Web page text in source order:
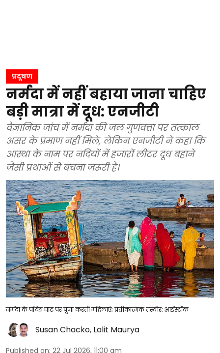
प्रदूषण
नर्मदा में नहीं बहाया जाना चाहिए
बड़ी मात्रा में दूध: एनजीटी
वैज्ञानिक जांच में नर्मदा की जल गुणवत्ता पर तत्काल
असर के प्रमाण नहीं मिले, लेकिन एनजीटी ने कहा कि
आस्था के नाम पर नदियों में हजारों लीटर दूध बहाने
जैसी प्रथाओं से बचना जरूरी है।
नर्मदा के पवित्र घाट पर पूजा करती महिलाएं; प्रतीकात्मक तस्वीर: आईस्टॉक
Susan Chacko, Lalit Maurya
Published on: 22 Jul 2026, 11:00 am